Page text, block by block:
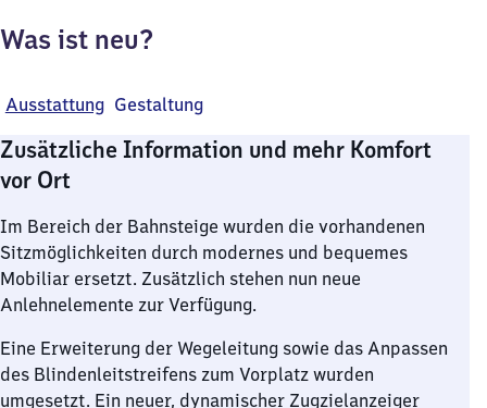
Was ist neu?
Ausstattung Gestaltung
Zusätzliche Information und mehr Komfort
vor Ort
Im Bereich der Bahnsteige wurden die vorhandenen
Sitzmöglichkeiten durch modernes und bequemes
Mobiliar ersetzt. Zusätzlich stehen nun neue
Anlehnelemente zur Verfügung.
Eine Erweiterung der Wegeleitung sowie das Anpassen
des Blindenleitstreifens zum Vorplatz wurden
umgesetzt. Ein neuer, dynamischer Zugzielanzeiger